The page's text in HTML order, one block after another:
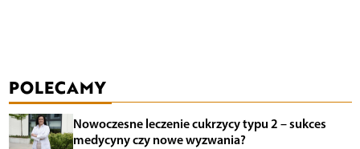
POLECAMY
Nowoczesne leczenie cukrzycy typu 2 – sukces
medycyny czy nowe wyzwania?